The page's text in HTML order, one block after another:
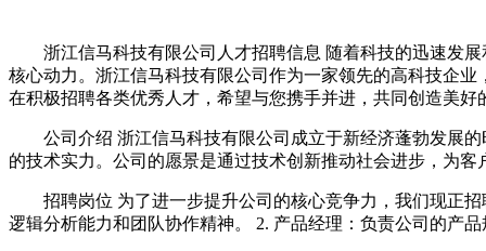
浙江信马科技有限公司人才招聘信息 随着科技的迅速发
核心动力。浙江信马科技有限公司作为一家领先的高科技企
在积极招聘各类优秀人才，希望与您携手并进，共同创造美好
公司介绍 浙江信马科技有限公司成立于新经济蓬勃发展
的技术实力。公司的愿景是通过技术创新推动社会进步，为客
招聘岗位 为了进一步提升公司的核心竞争力，我们现正
逻辑分析能力和团队协作精神。 2. 产品经理：负责公司的产